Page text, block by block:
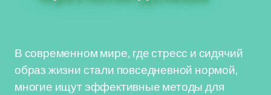
В современном мире, где стресс и сидячий
образ жизни стали повседневной нормой,
многие ищут эффективные методы для